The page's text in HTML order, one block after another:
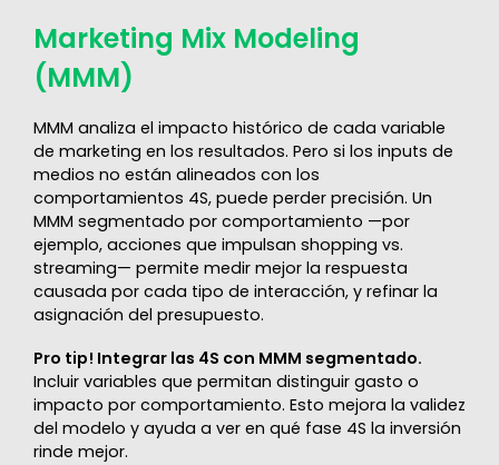
Marketing Mix Modeling
(MMM)
MMM analiza el impacto histórico de cada variable
de marketing en los resultados. Pero si los inputs de
medios no están alineados con los
comportamientos 4S, puede perder precisión. Un
MMM segmentado por comportamiento —por
ejemplo, acciones que impulsan shopping vs.
streaming— permite medir mejor la respuesta
causada por cada tipo de interacción, y refinar la
asignación del presupuesto.
Pro tip! Integrar las 4S con MMM segmentado.
Incluir variables que permitan distinguir gasto o
impacto por comportamiento. Esto mejora la validez
del modelo y ayuda a ver en qué fase 4S la inversión
rinde mejor.